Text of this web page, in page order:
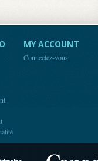
MY ACCOUNT
Connectez-vous